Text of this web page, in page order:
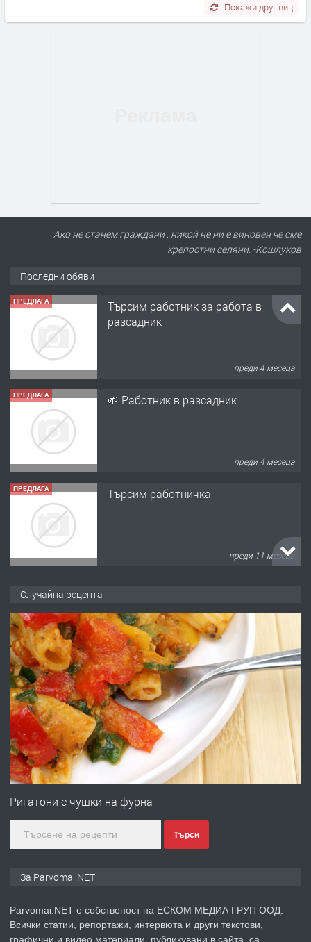
Покажи друг виц
Ако не станем граждани , никой не ни е виновен че сме
крепостни селяни. -Кошлуков
Последни обяви
ПРЕДЛАГА
Търсим работник за работа в
разсадник
преди 4 месеца
ПРЕДЛАГА 🌱 Работник в разсадник
преди 4 месеца
ПРЕДЛАГА Търсим работничка
преди 11 месеца
преди 1 година
ПРЕДЛАГА Работа за общи работници
преди 1 година
ПРЕДЛАГА
Първи поход "По стъпките на Ангел
преди 1 година
Случайна рецепта
Ригатони с чушки на фурна
Търси
За Parvomai.NET
Parvomai.NET е собственост на ЕСКОМ МЕДИА ГРУП ООД.
Всички статии, репортажи, интервюта и други текстови,
графични и видео материали, публикувани в сайта, са